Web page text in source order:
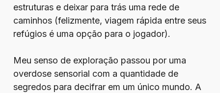
estruturas e deixar para trás uma rede de
caminhos (felizmente, viagem rápida entre seus
refúgios é uma opção para o jogador).
Meu senso de exploração passou por uma
overdose sensorial com a quantidade de
segredos para decifrar em um único mundo. A